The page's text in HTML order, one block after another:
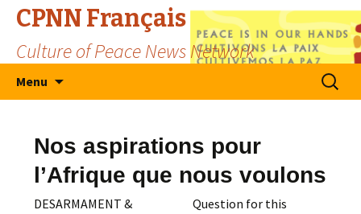
CPNN Français
Culture of Peace News Network
Menu
Search
for:
Nos aspirations pour
l’Afrique que nous voulons
DESARMAMENT &
Question for this